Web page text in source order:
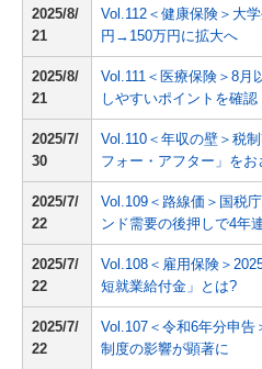
2025/8/
21
Vol.112＜健康保険＞大
円→150万円に拡大へ
2025/8/
21
Vol.111＜医療保険＞8月
しやすいポイントを確認
2025/7/
30
Vol.110＜年収の壁＞税
フォー・アフター」をお
2025/7/
22
Vol.109＜路線価＞国税
ンド需要の後押しで4年
2025/7/
22
Vol.108＜雇用保険＞
短就業給付金」とは?
2025/7/
22
Vol.107＜令和6年分申
制度の影響が顕著に